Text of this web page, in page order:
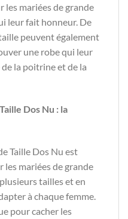
mariées de grande
leur fait honneur. De
peuvent également
une robe qui leur
la poitrine et de la
Dos Nu : la
Taille Dos Nu est
mariées de grande
tailles et en
à chaque femme.
pour cacher les